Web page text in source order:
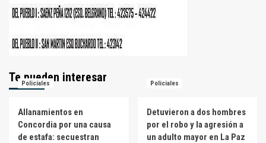
Te pueden interesar
Policiales
Allanamientos en
Concordia por una causa
de estafa: secuestran
Policiales
Detuvieron a dos hombres
por el robo y la agresión a
un adulto mayor en La Paz